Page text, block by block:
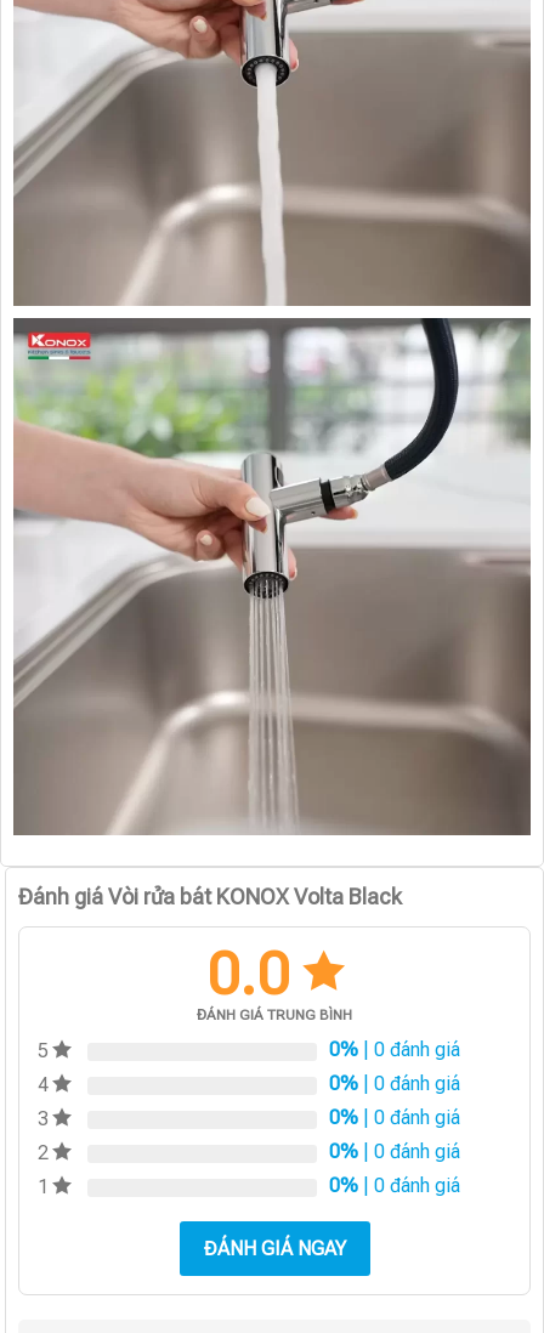
Đánh giá Vòi rửa bát KONOX Volta Black
0.0
ĐÁNH GIÁ TRUNG BÌNH
5 0% | 0 đánh giá
4
0% | 0 đánh giá
3
0% | 0 đánh giá
2
0% | 0 đánh giá
1
0% | 0 đánh giá
ĐÁNH GIÁ NGAY